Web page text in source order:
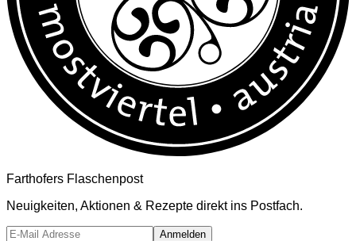
Farthofers Flaschenpost
Neuigkeiten, Aktionen & Rezepte direkt ins Postfach.
Anmelden